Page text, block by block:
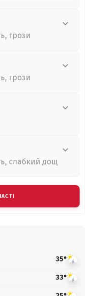
грози
грози
слабкий дощ
35°
33°